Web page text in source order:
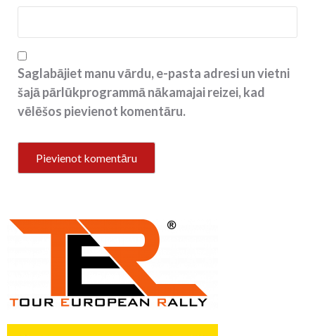
Saglabājiet manu vārdu, e-pasta adresi un vietni
šajā pārlūkprogrammā nākamajai reizei, kad
vēlēšos pievienot komentāru.